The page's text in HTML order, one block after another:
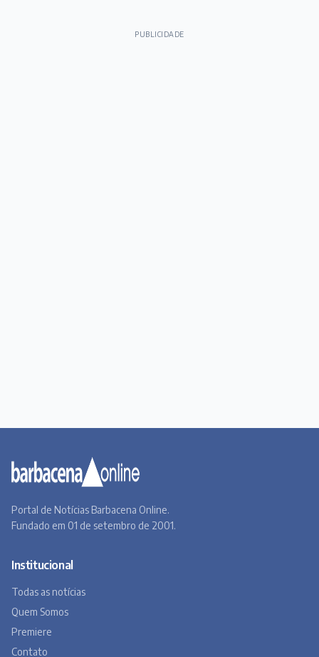
PUBLICIDADE
Portal de Notícias Barbacena Online.
Fundado em 01 de setembro de 2001.
Institucional
Todas as notícias
Quem Somos
Premiere
Contato